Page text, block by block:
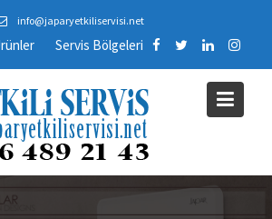
info@japaryetkiliservisi.net
Servis Bölgeleri